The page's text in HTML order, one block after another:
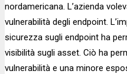
nordamericana. L’azienda
vulnerabilità degli endpoint.
sicurezza sugli endpoint ha
visibilità sugli asset. Ciò ha
vulnerabilità e una minore